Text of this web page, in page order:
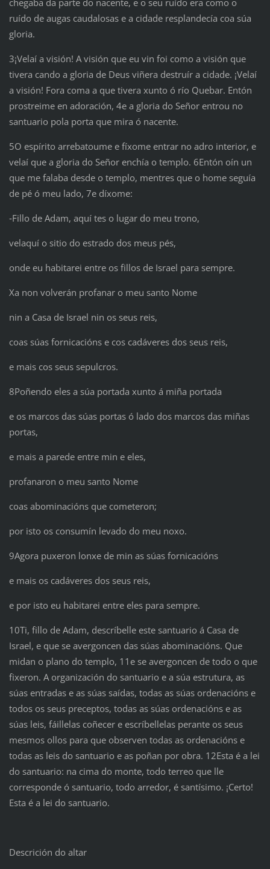
chegaba da parte do nacente, e o seu ruído era como o
ruído de augas caudalosas e a cidade resplandecía coa súa
gloria.
3¡Velaí a visión! A visión que eu vin foi como a visión que
tivera cando a gloria de Deus viñera destruír a cidade. ¡Velaí
a visión! Fora coma a que tivera xunto ó río Quebar. Entón
prostreime en adoración, 4e a gloria do Señor entrou no
santuario pola porta que mira ó nacente.
5O espírito arrebatoume e fíxome entrar no adro interior, e
velaí que a gloria do Señor enchía o templo. 6Entón oín un
que me falaba desde o templo, mentres que o home seguía
de pé ó meu lado, 7e díxome:
‑Fillo de Adam, aquí tes o lugar do meu trono,
velaquí o sitio do estrado dos meus pés,
onde eu habitarei entre os fillos de Israel para sempre.
Xa non volverán profanar o meu santo Nome
nin a Casa de Israel nin os seus reis,
coas súas fornicacións e cos cadáveres dos seus reis,
e mais cos seus sepulcros.
8Poñendo eles a súa portada xunto á miña portada
e os marcos das súas portas ó lado dos marcos das miñas
portas,
e mais a parede entre min e eles,
profanaron o meu santo Nome
coas abominacións que cometeron;
por isto os consumín levado do meu noxo.
9Agora puxeron lonxe de min as súas fornicacións
e mais os cadáveres dos seus reis,
e por isto eu habitarei entre eles para sempre.
10Ti, fillo de Adam, descríbelle este santuario á Casa de
Israel, e que se avergoncen das súas abominacións. Que
midan o plano do templo, 11e se avergoncen de todo o que
fixeron. A organización do santuario e a súa estrutura, as
súas entradas e as súas saídas, todas as súas ordenacións e
todos os seus preceptos, todas as súas ordenacións e as
súas leis, fáillelas coñecer e escríbellelas perante os seus
mesmos ollos para que observen todas as ordenacións e
todas as leis do santuario e as poñan por obra. 12Esta é a lei
do santuario: na cima do monte, todo terreo que lle
corresponde ó santuario, todo arredor, é santísimo. ¡Certo!
Esta é a lei do santuario.
Descrición do altar